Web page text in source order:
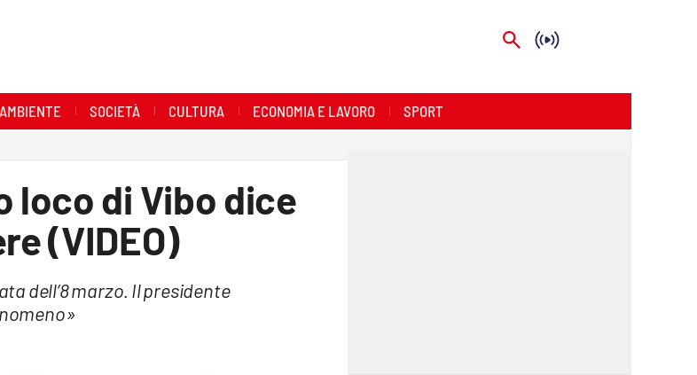
AMBIENTE SOCIETÀ CULTURA ECONOMIA E LAVORO SPORT
loco di Vibo dice
(VIDEO)
dell’8 marzo. Il presidente